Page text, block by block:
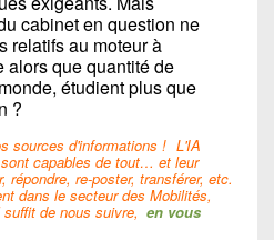
cabinet en question ne
relatifs au moteur à
alors que quantité de
étudient plus que
?
sources d'informations ! L'IA
capables de tout… et leur
répondre, re-poster, transférer, etc.
dans le secteur des Mobilités,
de nous suivre, en vous